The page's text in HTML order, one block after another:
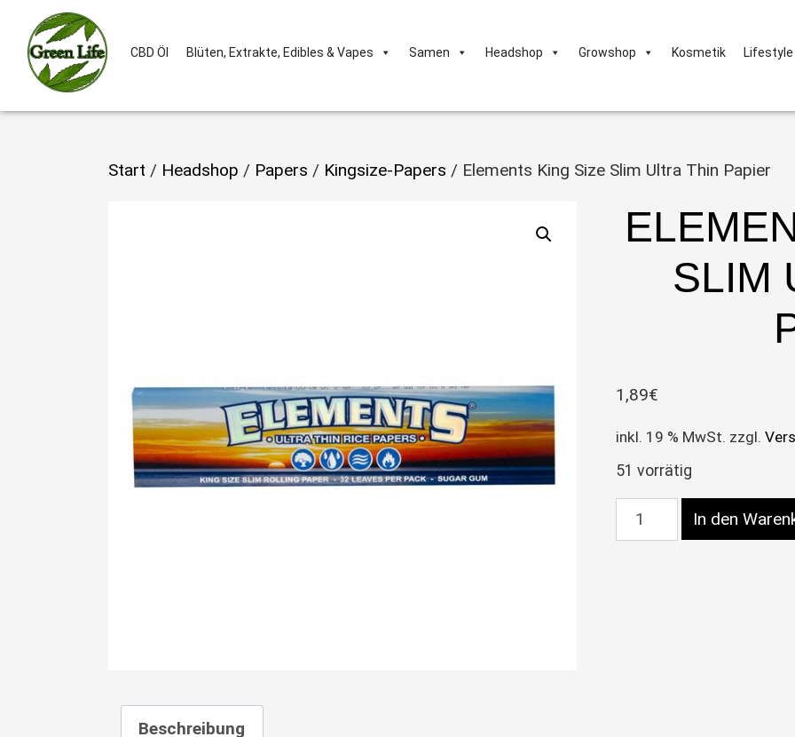
CBD Öl Blüten, Extrakte, Edibles & Vapes Samen Headshop Growshop Kosmetik Lifestyle
Start / Headshop / Papers / Kingsize-Papers / Elements King Size Slim Ultra Thin Papier
SLIM
1,89€
inkl. 19 % MwSt. zzgl.
51 vorrätig
Elements King Size
In den
Beschreibung